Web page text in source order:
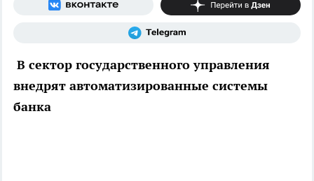
В сектор государственного управления
внедрят автоматизированные системы
банка